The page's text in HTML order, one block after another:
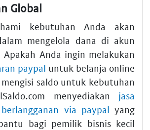
Global
kebutuhan Anda akan
mengelola dana di akun
Apakah Anda ingin melakukan
paypal untuk belanja online
saldo untuk kebutuhan
menyediakan jasa
via paypal yang
bagi pemilik bisnis kecil